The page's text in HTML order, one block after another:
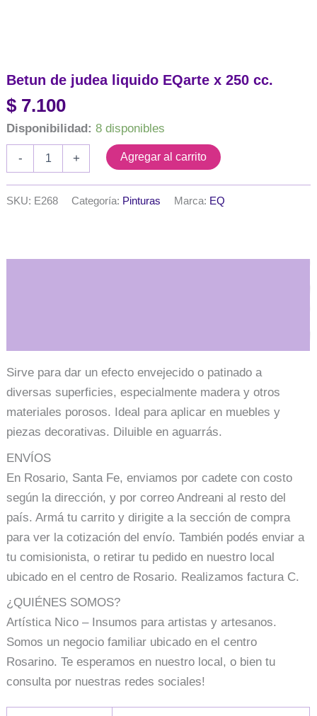
Betun de judea liquido EQarte x 250 cc.
$ 7.100
Disponibilidad: 8 disponibles
-
EQarte
+ Agregar al carrito
SKU: E268 Categoría: Pinturas Marca: EQ
Sirve para dar un efecto envejecido o patinado a
diversas superficies, especialmente madera y otros
materiales porosos. Ideal para aplicar en muebles y
piezas decorativas. Diluible en aguarrás.
ENVÍOS
En Rosario, Santa Fe, enviamos por cadete con costo
según la dirección, y por correo Andreani al resto del
país. Armá tu carrito y dirigite a la sección de compra
para ver la cotización del envío. También podés enviar a
tu comisionista, o retirar tu pedido en nuestro local
ubicado en el centro de Rosario. Realizamos factura C.
¿QUIÉNES SOMOS?
Artística Nico – Insumos para artistas y artesanos.
Somos un negocio familiar ubicado en el centro
Rosarino. Te esperamos en nuestro local, o bien tu
consulta por nuestras redes sociales!